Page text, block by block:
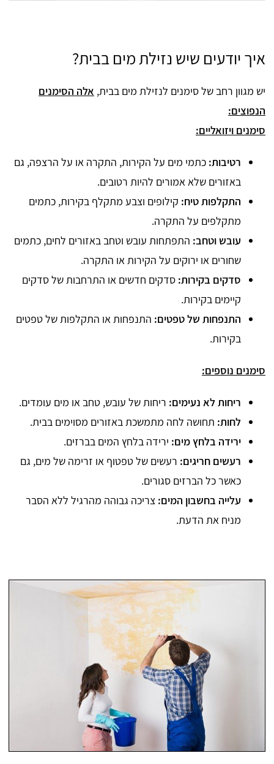
איך יודעים שיש נזילת מים בבית?
יש מגוון רחב של סימנים לנזילת מים בבית, אלה הסימנים
הנפוצים:
סימנים ויזואליים:
רטיבות: כתמי מים על הקירות, התקרה או על הרצפה, גם
באזורים שלא אמורים להיות רטובים.
התקלפות טיח: קילופים וצבע מתקלף בקירות, כתמים
מתקלפים על התקרה.
עובש וטחב: התפתחות עובש וטחב באזורים לחים, כתמים
שחורים או ירוקים על הקירות או התקרה.
סדקים בקירות: סדקים חדשים או התרחבות של סדקים
קיימים בקירות.
התנפחות של טפטים: התנפחות או התקלפות של טפטים
בקירות.
סימנים נוספים:
ריחות לא נעימים: ריחות של עובש, טחב או מים עומדים.
לחות: תחושה לחה מתמשכת באזורים מסוימים בבית.
ירידה בלחץ מים: ירידה בלחץ המים בברזים.
רעשים חריגים: רעשים של טפטוף או זרימה של מים, גם
כאשר כל הברזים סגורים.
עלייה בחשבון המים: צריכה גבוהה מהרגיל ללא הסבר
מניח את הדעת.